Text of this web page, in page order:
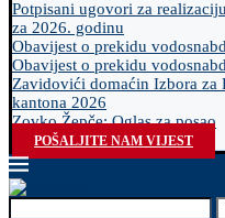
Potpisani ugovori za
za 2026. godinu
Obavijest o prekidu
Obavijest o prekidu
Zavidovići domaćin Izbora za
kantona 2026
Zovko Žepče: Oglas za posao
POŠALJITE NAM VIJEST